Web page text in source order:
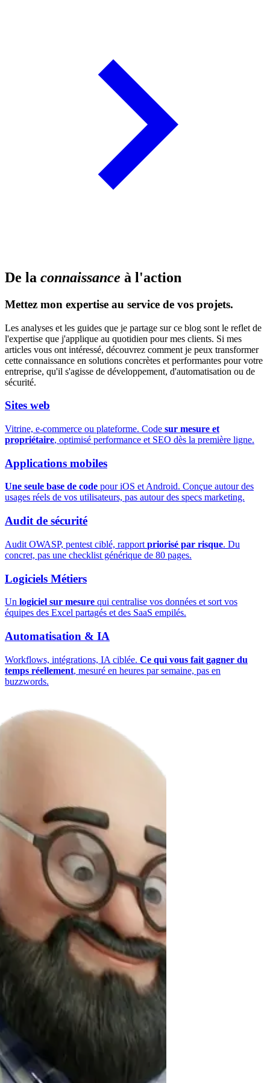
De la connaissance à l'action
Mettez mon expertise au service de vos projets.
Les analyses et les guides que je partage sur ce blog sont le reflet de
l'expertise que j'applique au quotidien pour mes clients. Si mes
articles vous ont intéressé, découvrez comment je peux transformer
cette connaissance en solutions concrètes et performantes pour votre
entreprise, qu'il s'agisse de développement, d'automatisation ou de
sécurité.
Sites web
Vitrine, e-commerce ou plateforme. Code sur mesure et
propriétaire, optimisé performance et SEO dès la première ligne.
Applications mobiles
Une seule base de code pour iOS et Android. Conçue autour des
usages réels de vos utilisateurs, pas autour des specs marketing.
Audit de sécurité
Audit OWASP, pentest ciblé, rapport priorisé par risque. Du
concret, pas une checklist générique de 80 pages.
Logiciels Métiers
Un logiciel sur mesure qui centralise vos données et sort vos
équipes des Excel partagés et des SaaS empilés.
Automatisation & IA
Workflows, intégrations, IA ciblée. Ce qui vous fait gagner du
temps réellement, mesuré en heures par semaine, pas en
buzzwords.